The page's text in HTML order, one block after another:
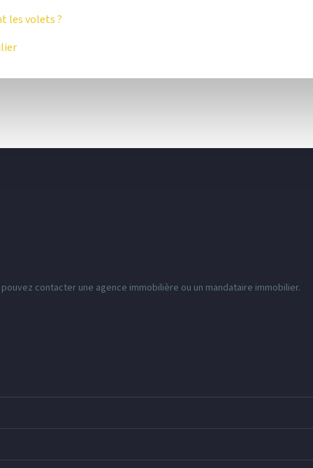
les volets ?
contacter une agence immobilière ou un mandataire immobilier.